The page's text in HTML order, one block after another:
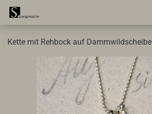
Kette mit Rehbock auf Dammwildscheibe